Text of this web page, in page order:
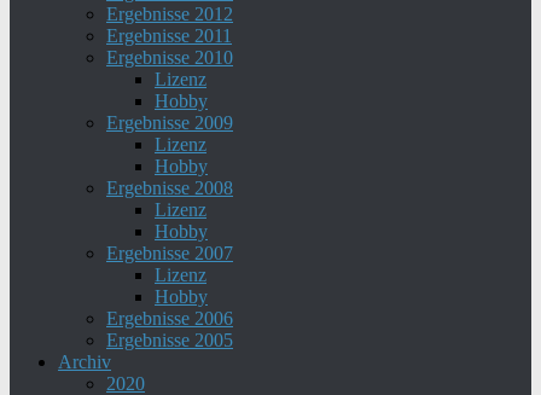
Ergebnisse 2012
Ergebnisse 2011
Ergebnisse 2010
Lizenz
Hobby
Ergebnisse 2009
Lizenz
Hobby
Ergebnisse 2008
Lizenz
Hobby
Ergebnisse 2007
Lizenz
Hobby
Ergebnisse 2006
Ergebnisse 2005
Archiv
2020